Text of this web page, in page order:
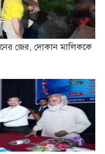
জের, দোকান মালিককে